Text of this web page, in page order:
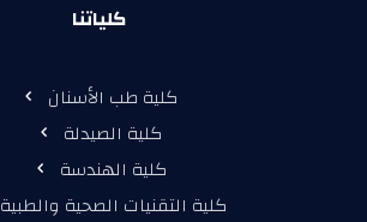
كلياتنا
كلية طب الأسنان
كلية الصيدلة
كلية الهندسة
كلية التقنيات الصحية والطبية